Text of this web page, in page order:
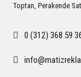
Toptan, Perakende
0 (312) 368 59